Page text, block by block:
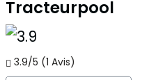
Tracteurpool
3.9/5 (1 Avis)